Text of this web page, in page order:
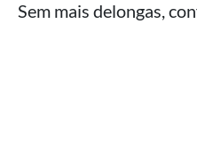
Sem mais delongas,